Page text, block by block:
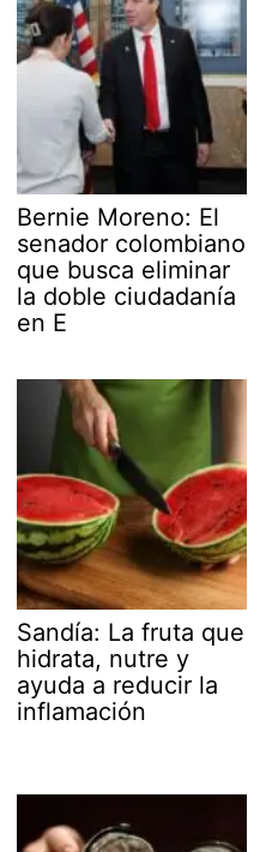
Bernie Moreno: El
senador colombiano
que busca eliminar
la doble ciudadanía
en E
Sandía: La fruta que
hidrata, nutre y
ayuda a reducir la
inflamación